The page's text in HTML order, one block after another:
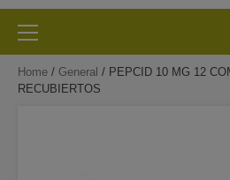
Primary
Menu
Home / General / PEPCID 10 MG 12
RECUBIERTOS